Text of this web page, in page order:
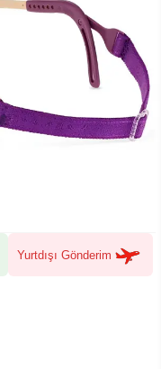
Yurtdışı Gönderim